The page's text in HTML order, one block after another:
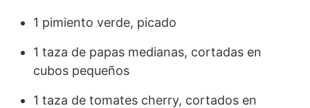
1 pimiento verde, picado
1 taza de papas medianas, cortadas en
cubos pequeños
1 taza de tomates cherry, cortados en